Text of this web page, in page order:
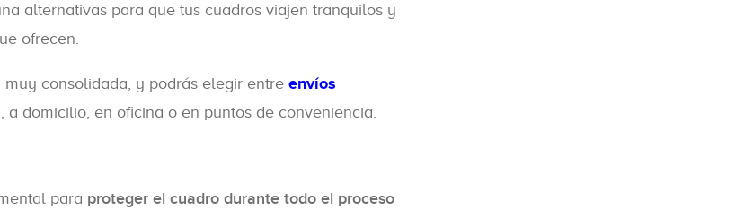
alternativas para que tus cuadros viajen tranquilos y
ofrecen.
consolidada, y podrás elegir entre envíos
, a domicilio, en oficina o en puntos de conveniencia.
para proteger el cuadro durante todo el proceso